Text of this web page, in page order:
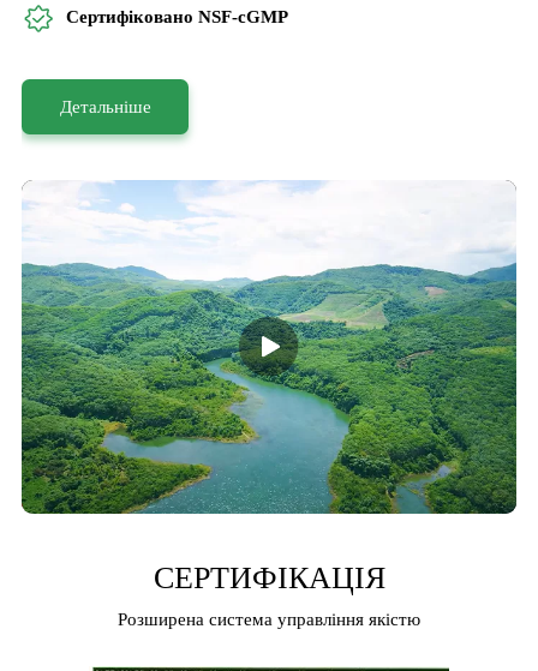
Сертифіковано NSF-cGMP
Детальніше
СЕРТИФІКАЦІЯ
Розширена система управління якістю